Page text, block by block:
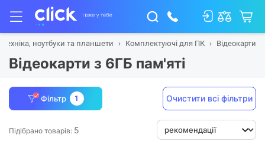
ноутбуки та планшети Комплектуючі для ПК Відеокарти
Відеокарти з 6ГБ пам'яті
Фільтр 1 Очистити всі фільтри
Підібрано товарів: 5